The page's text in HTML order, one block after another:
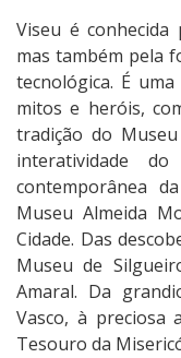
Viseu é conhecida
mas também pela
tecnológica. É
mitos e heróis,
tradição do
interatividade
contemporânea
Museu Almeida
Cidade. Das
Museu de
Amaral. Da
Vasco, à preciosa
Tesouro da